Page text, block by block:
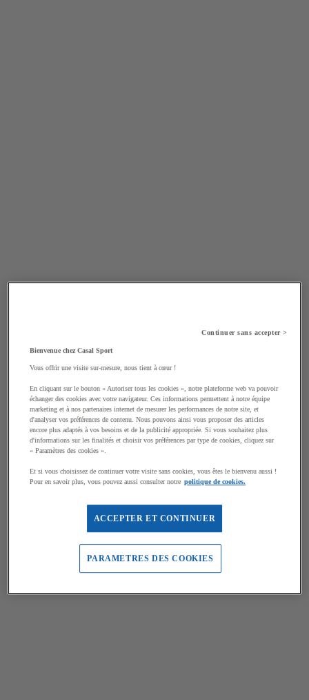
Continuer sans accepter >
Bienvenue chez Casal Sport
Vous offrir une visite sur-mesure, nous tient à cœur !
En cliquant sur le bouton « Autoriser tous les cookies », notre plateforme web va pouvoir
échanger des cookies avec votre navigateur. Ces informations permettent à notre équipe
marketing et à nos partenaires internet de mesurer les performances de notre site, et
d'analyser vos préférences de contenu. Nous pouvons ainsi vous proposer des articles
encore plus adaptés à vos besoins et de la publicité appropriée. Si vous souhaitez plus
d'informations sur les finalités et choisir vos préférences par type de cookies, cliquez sur
« Paramètres des cookies ».
Et si vous choisissez de continuer votre visite sans cookies, vous êtes le bienvenu aussi !
Pour en savoir plus, vous pouvez aussi consulter notre politique de cookies.
ACCEPTER ET CONTINUER
PARAMETRES DES COOKIES